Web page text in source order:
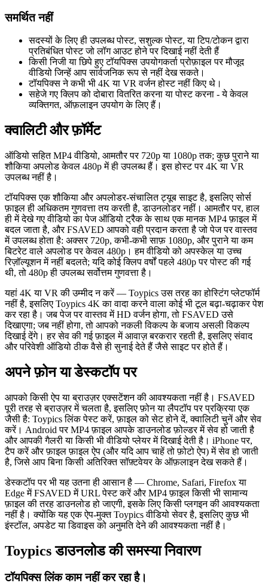
समर्थित नहीं
सदस्यों के लिए ही उपलब्ध पोस्ट, सशुल्क पोस्ट, या टिप/टोकन द्वारा
प्रतिबंधित पोस्ट जो लॉग आउट होने पर दिखाई नहीं देती हैं
किसी निजी या छिपे हुए टॉयपिक्स उपयोगकर्ता प्रोफ़ाइल पर मौजूद
वीडियो जिन्हें आप सार्वजनिक रूप से नहीं देख सकते।
टॉयपिक्स ने कभी भी 4K या VR वर्जन होस्ट नहीं किए थे।
सहेजे गए क्लिप को दोबारा वितरित करना या पोस्ट करना - ये केवल
व्यक्तिगत, ऑफ़लाइन उपयोग के लिए हैं।
क्वालिटी और फ़ॉर्मेट
ऑडियो सहित MP4 वीडियो, आमतौर पर 720p या 1080p तक; कुछ पुराने या
शौकिया अपलोड केवल 480p में ही उपलब्ध हैं। इस होस्ट पर 4K या VR
उपलब्ध नहीं है।
टॉयपिक्स एक शौकिया और अपलोडर-संचालित ट्यूब साइट है, इसलिए सोर्स
फ़ाइल ही अधिकतम गुणवत्ता तय करती है, डाउनलोडर नहीं। आमतौर पर, हाल
ही में देखे गए वीडियो का पेज ऑडियो ट्रैक के साथ एक मानक MP4 फ़ाइल में
बदल जाता है, और FSAVED आपको वही प्रदान करता है जो पेज पर वास्तव
में उपलब्ध होता है: अक्सर 720p, कभी-कभी साफ़ 1080p, और पुराने या कम
बिटरेट वाले अपलोड पर केवल 480p। हम वीडियो को अपस्केल या उच्च
रिज़ॉल्यूशन में नहीं बदलते; यदि कोई क्लिप वर्षों पहले 480p पर पोस्ट की गई
थी, तो 480p ही उपलब्ध सर्वोत्तम गुणवत्ता है।
यहां 4K या VR की उम्मीद न करें — Toypics उस तरह का होस्टिंग प्लेटफॉर्म
नहीं है, इसलिए Toypics 4K का वादा करने वाला कोई भी टूल बढ़ा-चढ़ाकर पेश
कर रहा है। जब पेज पर वास्तव में HD वर्जन होगा, तो FSAVED उसे
दिखाएगा; जब नहीं होगा, तो आपको नकली विकल्प के बजाय असली विकल्प
दिखाई देंगे। हर सेव की गई फ़ाइल में आवाज़ बरकरार रहती है, इसलिए संवाद
और परिवेशी ऑडियो ठीक वैसे ही सुनाई देते हैं जैसे साइट पर होते हैं।
अपने फ़ोन या डेस्कटॉप पर
आपको किसी ऐप या ब्राउज़र एक्सटेंशन की आवश्यकता नहीं है। FSAVED
पूरी तरह से ब्राउज़र में चलता है, इसलिए फ़ोन या लैपटॉप पर प्रक्रिया एक
जैसी है: Toypics लिंक पेस्ट करें, फ़ाइल को सेट होने दें, क्वालिटी चुनें और सेव
करें। Android पर MP4 फ़ाइल आपके डाउनलोड फ़ोल्डर में सेव हो जाती है
और आपकी गैलरी या किसी भी वीडियो प्लेयर में दिखाई देती है। iPhone पर,
टैप करें और फ़ाइल फ़ाइल ऐप (और यदि आप चाहें तो फ़ोटो ऐप) में सेव हो जाती
है, जिसे आप बिना किसी अतिरिक्त सॉफ़्टवेयर के ऑफ़लाइन देख सकते हैं।
डेस्कटॉप पर भी यह उतना ही आसान है — Chrome, Safari, Firefox या
Edge में FSAVED में URL पेस्ट करें और MP4 फ़ाइल किसी भी सामान्य
फ़ाइल की तरह डाउनलोड हो जाएगी, इसके लिए किसी प्लगइन की आवश्यकता
नहीं है। क्योंकि यह एक ऐप-मुक्त Toypics वीडियो सेवर है, इसलिए कुछ भी
इंस्टॉल, अपडेट या डिवाइस को अनुमति देने की आवश्यकता नहीं है।
Toypics डाउनलोड की समस्या निवारण
टॉयपिक्स लिंक काम नहीं कर रहा है।